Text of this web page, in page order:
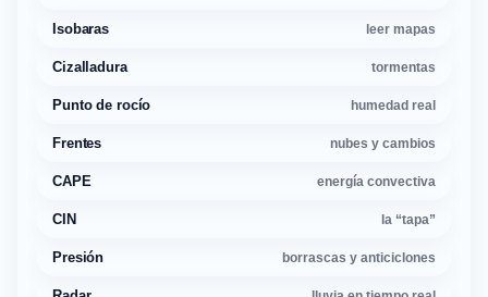
Isobaras leer mapas
Cizalladura tormentas
Punto de rocío humedad real
Frentes nubes y cambios
CAPE energía convectiva
CIN la “tapa”
Presión borrascas y anticiclones